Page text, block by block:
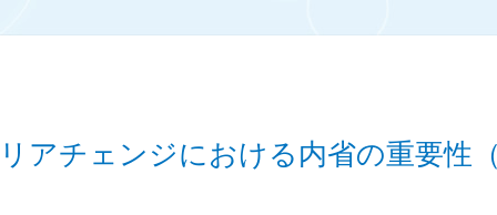
アチェンジにおける内省の重要性